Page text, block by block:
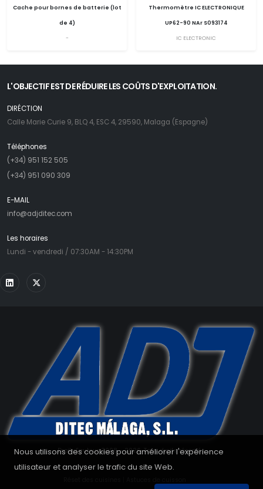
Nous utilisons des cookies pour améliorer l'expérience
utilisateur et analyser le trafic du site Web.
Cache pour bornes de batterie (lot
de 4)
-
Thermomètre IC ELECTRONIQUE
UP62-90 NAr S093174
IC ELECTRONIC
L'OBJECTIF EST DE RÉDUIRE LES COÛTS D'EXPLOITATION.
DIRÉCTION
Calle Marie Curie 9, BLQ 4, ESC 4, 29590, Malaga (Espagne)
Téléphones
(+34) 951 152 505
(+34) 951 090 309
E-MAIL
info@adjditec.com
Les horaires
Lundi - vendredi / 07:30AM - 14:30PM
Droit d'auteur 2008 - 2026. Tous droits réservés.